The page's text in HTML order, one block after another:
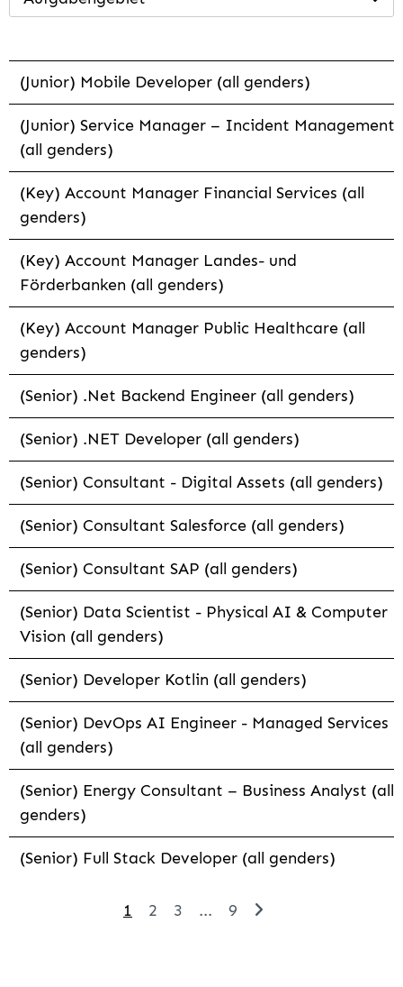
(Junior) Mobile Developer (all genders)
(Junior) Service Manager – Incident Management
(all genders)
(Key) Account Manager Financial Services (all
genders)
(Key) Account Manager Landes- und
Förderbanken (all genders)
(Key) Account Manager Public Healthcare (all
genders)
(Senior) .Net Backend Engineer (all genders)
(Senior) .NET Developer (all genders)
(Senior) Consultant - Digital Assets (all genders)
(Senior) Consultant Salesforce (all genders)
(Senior) Consultant SAP (all genders)
(Senior) Data Scientist - Physical AI & Computer
Vision (all genders)
(Senior) Developer Kotlin (all genders)
(Senior) DevOps AI Engineer - Managed Services
(all genders)
(Senior) Energy Consultant – Business Analyst (all
genders)
(Senior) Full Stack Developer (all genders)
1 2 3 ... 9